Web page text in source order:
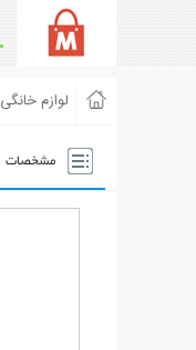
لوازم خانگی
مشخصات